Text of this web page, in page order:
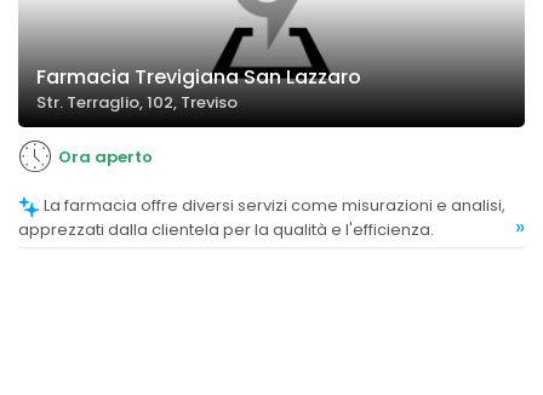
Farmacia Trevigiana San Lazzaro
Str. Terraglio, 102, Treviso
Ora aperto
apprezzati dalla clientela per la qualità e l'efficienza.
»